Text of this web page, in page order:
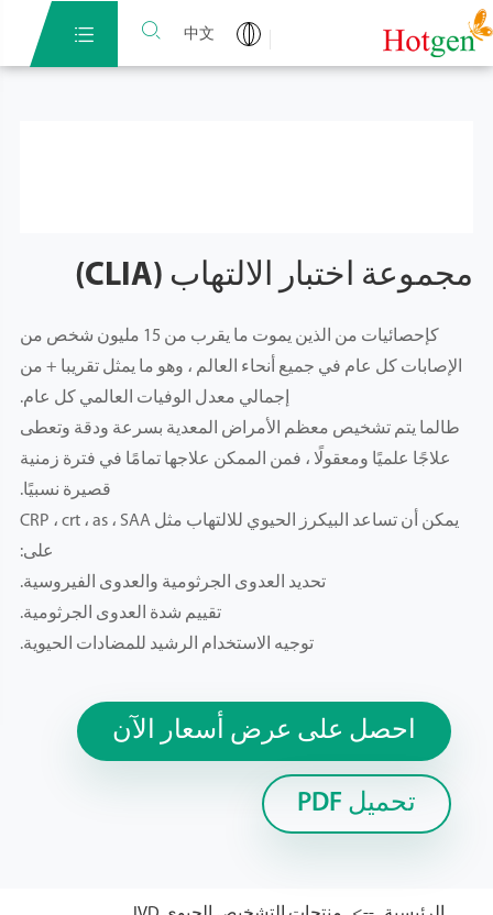
中文


مجموعة اختبار الالتهاب (CLIA)
كإحصائيات من الذين يموت ما يقرب من 15 مليون شخص من
الإصابات كل عام في جميع أنحاء العالم ، وهو ما يمثل تقريبا + من
إجمالي معدل الوفيات العالمي كل عام.
طالما يتم تشخيص معظم الأمراض المعدية بسرعة ودقة وتعطى
علاجًا علميًا ومعقولًا ، فمن الممكن علاجها تمامًا في فترة زمنية
قصيرة نسبيًا.
يمكن أن تساعد البيكرز الحيوي للالتهاب مثل CRP ، crt ، as ، SAA
على:
تحديد العدوى الجرثومية والعدوى الفيروسية.
تقييم شدة العدوى الجرثومية.
توجيه الاستخدام الرشيد للمضادات الحيوية.
احصل على عرض أسعار الآن
تحميل PDF